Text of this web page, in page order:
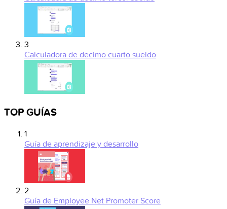
3
Calculadora de decimo cuarto sueldo
TOP GUÍAS
1
Guía de aprendizaje y desarrollo
2
Guía de Employee Net Promoter Score